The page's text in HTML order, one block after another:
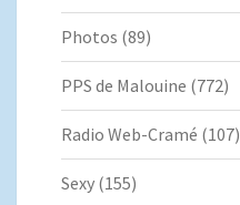
Photos (89)
PPS de Malouine (772)
Radio Web-Cramé (107)
Sexy (155)